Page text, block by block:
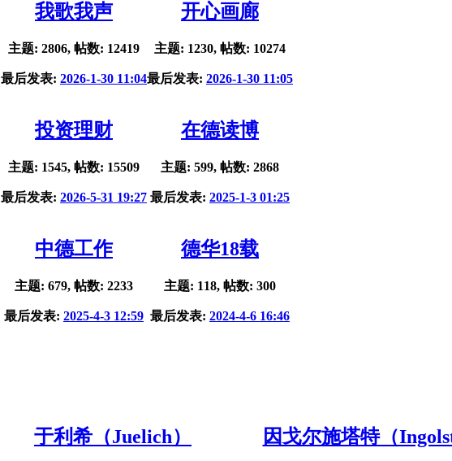
我歌我声
主题: 2806, 帖数: 12419
最后发表: 2026-1-30 11:04
开心画廊
主题: 1230, 帖数: 10274
最后发表: 2026-1-30 11:05
投资理财
主题: 1545, 帖数: 15509
最后发表: 2026-5-31 19:27
在德读博
主题: 599, 帖数: 2868
最后发表: 2025-1-3 01:25
中德工作
主题: 679, 帖数: 2233
最后发表: 2025-4-3 12:59
德华18载
主题: 118, 帖数: 300
最后发表: 2024-4-6 16:46
于利希（Juelich） 因戈尔施塔特（